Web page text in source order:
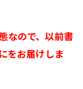
なので、以前書
をお届けしま